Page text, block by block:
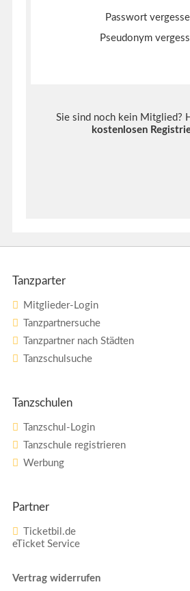
Passwort
Pseudonym
Sie sind noch kein Mitglied?
kostenlosen
Tanzparter
Mitglieder-Login
Tanzpartnersuche
Tanzpartner nach Städten
Tanzschulsuche
Tanzschulen
Tanzschul-Login
Tanzschule registrieren
Werbung
Partner
Ticketbil.de
eTicket Service
Vertrag widerrufen